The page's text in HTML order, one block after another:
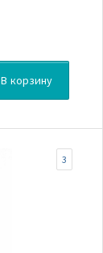
В корзину
3